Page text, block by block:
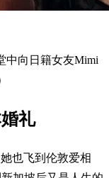
中向日籍女友Mimi
礼
也飞到伦敦爱相